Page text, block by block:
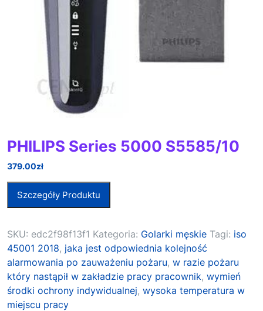
PHILIPS Series 5000 S5585/10
379.00zł
Szczegóły Produktu
SKU: edc2f98f13f1 Kategoria: Golarki męskie Tagi: iso
45001 2018, jaka jest odpowiednia kolejność
alarmowania po zauważeniu pożaru, w razie pożaru
który nastąpił w zakładzie pracy pracownik, wymień
środki ochrony indywidualnej, wysoka temperatura w
miejscu pracy